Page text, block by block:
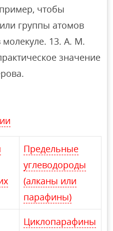
чтобы
группы атомов
молекуле. 13. А. М.
значение
Предельные
углеводороды
(алканы или
парафины)
Циклопарафины